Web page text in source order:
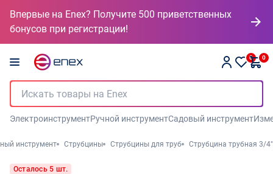
Впервые на Enex? Получите 500 приветственных
бонусов при регистрации!
0 0
ЭлектроинструментРучной инструментСадовый инструмент
инструмент Струбцины Струбцины для труб Струбцина трубная 3/4"
Осталось 5 шт.